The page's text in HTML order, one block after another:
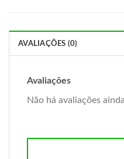
AVALIAÇÕES (0)
Avaliações
Não há avaliações